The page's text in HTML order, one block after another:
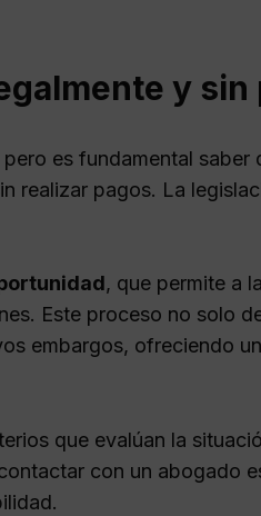
y sin
es fundamental saber
realizar pagos. La
, que permite a
Este proceso no solo
embargos, ofreciendo
que evalúan la
con un abogado